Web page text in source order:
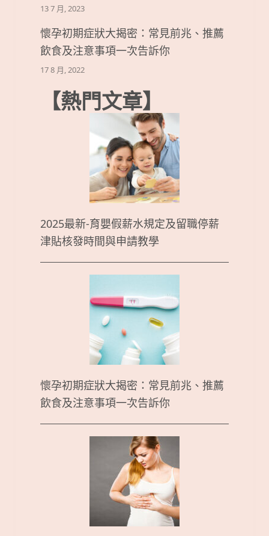
13 7 月, 2023
懷孕初期症狀大揭密：常見前兆、推薦
飲食及注意事項一次告訴你
17 8 月, 2022
【熱門文章】
2025最新-育嬰假薪水規定及留職停薪
津貼核發時間與申請教學
懷孕初期症狀大揭密：常見前兆、推薦
飲食及注意事項一次告訴你